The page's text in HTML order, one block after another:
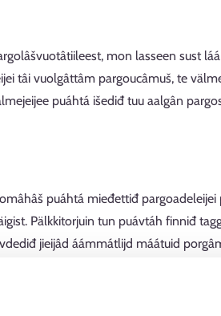
mon lasseen sust
tâi vuolgâttâm pargoucâmuš, te
puáhtá išediđ tuu aalgân
puáhtá mieđettiđ
Pälkkitorjuin tun puávtáh finniđ
jieijâd áámmátlijd máátuid
uv pargoadeleijee finniđ tuu